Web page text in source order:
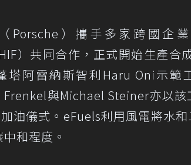
（Porsche）攜手多家跨國企
）共同合作，正式開始生產合
塔阿雷納斯智利Haru Oni示範
與Michael Steiner亦以
油儀式。eFuels利用風電將水
和程度。